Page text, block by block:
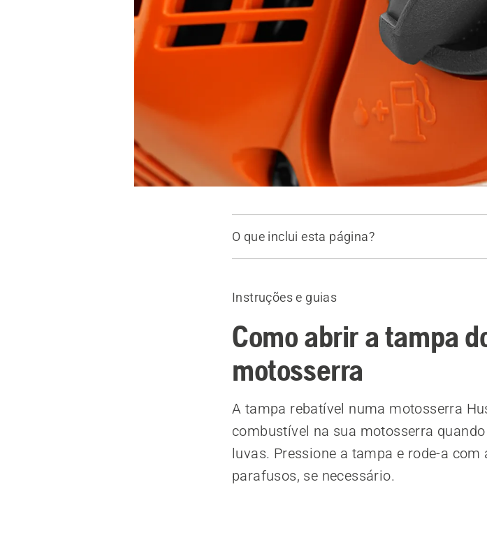
O que inclui esta página?
Tampa do depósito rebatível
Instruções e guias
Como abrir a tampa
motosserra
A tampa rebatível numa motosserra
combustível na sua motosserra
luvas. Pressione a tampa e rode-a
parafusos, se necessário.